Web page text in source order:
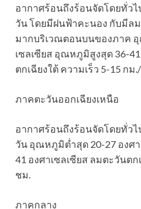
อากาศร้อนถึงร้อนจัดโดยทั่ว
วัน โดยมีฝนฟ้าคะนอง กับมีล
มากบริเวณตอนบนของภาค
เซลเซียส อุณหภูมิสูงสุด 36-
ตกเฉียงใต้ ความเร็ว 5-15 กม
ภาคตะวันออกเฉียงเหนือ
อากาศร้อนถึงร้อนจัดโดยทั่ว
วัน อุณหภูมิต่ำสุด 20-27 องศ
41 องศาเซลเซียส ลมตะวันตก
ชม.
ภาคกลาง